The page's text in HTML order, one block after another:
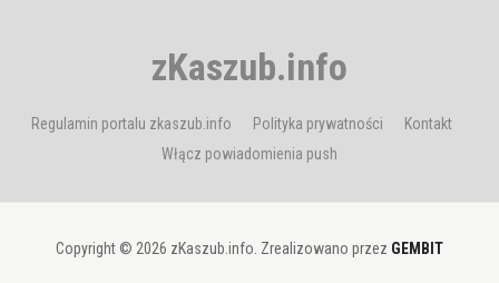
zKaszub.info
Regulamin portalu zkaszub.info Polityka prywatności
Kontakt
Włącz powiadomienia push
Copyright © 2026 zKaszub.info. Zrealizowano przez GEMBIT